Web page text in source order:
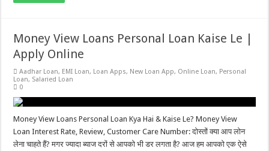
Money View Loans Personal Loan Kaise Le |
Apply Online
Aadhar Loan, EMI Loan, Loan Apps, New Loan App, Online Loan, Personal
Loan, Salaried Loan
0
Money View Loans Personal Loan Kya Hai & Kaise Le? Money View
Loan Interest Rate, Review, Customer Care Number: दोस्तों क्या आप लोन
लेना चाहते हैं? मगर ज्यादा ब्याज दरों से आपको भी डर लगता है? आज हम आपको एक ऐसे